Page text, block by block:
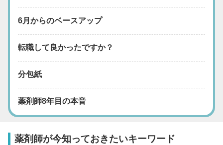
6月からのベースアップ
転職して良かったですか？
分包紙
薬剤師8年目の本音
薬剤師が今知っておきたいキーワード